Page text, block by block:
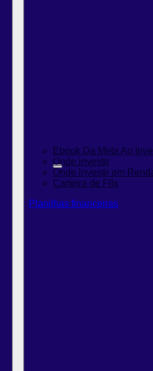
Ebook Da Meta Ao
Onde investir
Onde investir em
Carteira de FIIs
Planilhas financeiras